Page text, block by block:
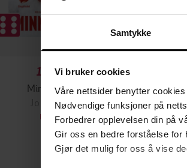
Samtykke
Vi bruker cookies
Våre nettsider benytter
Nødvendige funksjoner på
Forbedrer opplevelsen din på
Gir oss en bedre forståelse for
Gjør det mulig for oss å vise
199,-
Minnesota
Jo Nesbø
EBOK
Jørn